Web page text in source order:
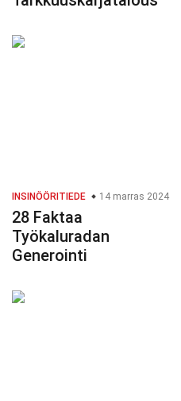
INSINÖÖRITIEDE 14 marras 2024
28 Faktaa
Työkaluradan
Generointi